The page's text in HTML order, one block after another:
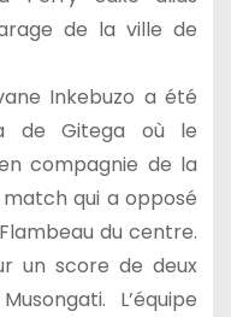
de la ville de
Inkebuzo a été
de Gitega où le
compagnie de la
qui a opposé
du centre.
un score de deux
L’équipe